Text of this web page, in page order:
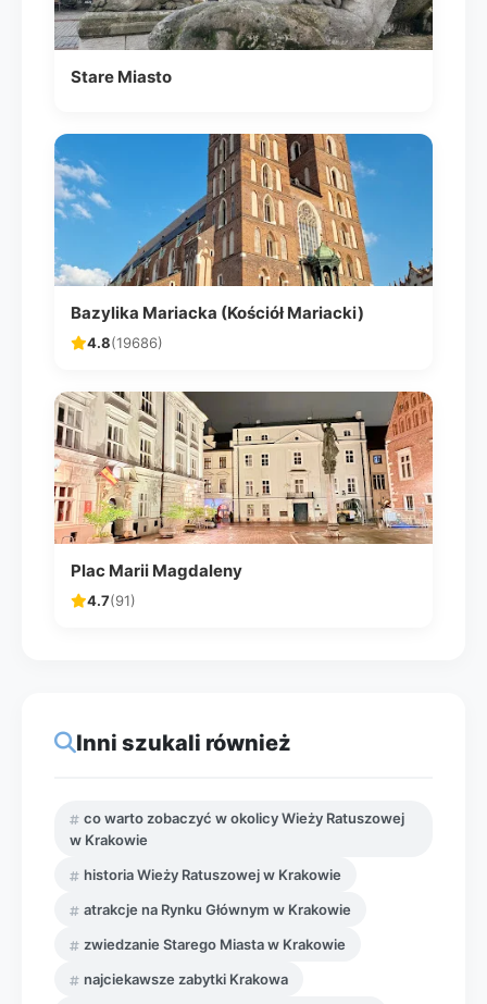
Stare Miasto
Bazylika Mariacka (Kościół Mariacki)
4.8(19686)
Plac Marii Magdaleny
4.7(91)
Inni szukali również
co warto zobaczyć w okolicy Wieży Ratuszowej
w Krakowie
historia Wieży Ratuszowej w Krakowie
atrakcje na Rynku Głównym w Krakowie
zwiedzanie Starego Miasta w Krakowie
najciekawsze zabytki Krakowa